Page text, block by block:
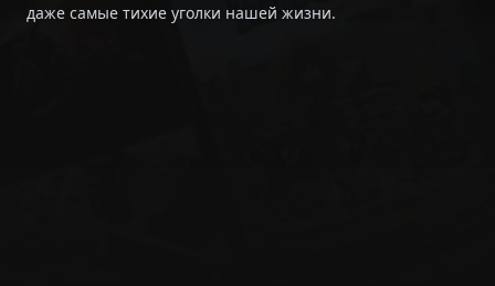
даже самые тихие уголки нашей жизни.